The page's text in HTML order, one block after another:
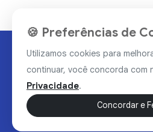
🍪 Preferências de
Utilizamos cookies para
continuar, você concorda com
Privacidade.
Concordar e